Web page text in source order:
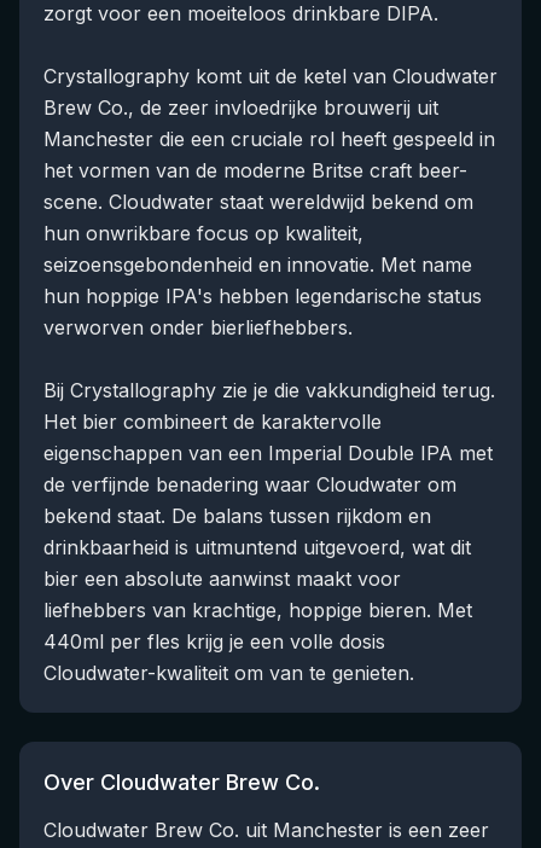
zorgt voor een moeiteloos drinkbare DIPA.
Crystallography komt uit de ketel van Cloudwater
Brew Co., de zeer invloedrijke brouwerij uit
Manchester die een cruciale rol heeft gespeeld in
het vormen van de moderne Britse craft beer-
scene. Cloudwater staat wereldwijd bekend om
hun onwrikbare focus op kwaliteit,
seizoensgebondenheid en innovatie. Met name
hun hoppige IPA's hebben legendarische status
verworven onder bierliefhebbers.
Bij Crystallography zie je die vakkundigheid terug.
Het bier combineert de karaktervolle
eigenschappen van een Imperial Double IPA met
de verfijnde benadering waar Cloudwater om
bekend staat. De balans tussen rijkdom en
drinkbaarheid is uitmuntend uitgevoerd, wat dit
bier een absolute aanwinst maakt voor
liefhebbers van krachtige, hoppige bieren. Met
440ml per fles krijg je een volle dosis
Cloudwater-kwaliteit om van te genieten.
Over Cloudwater Brew Co.
Cloudwater Brew Co. uit Manchester is een zeer